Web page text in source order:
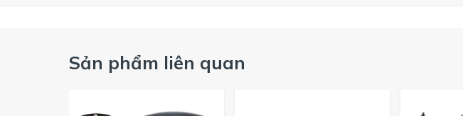
Sản phẩm liên quan